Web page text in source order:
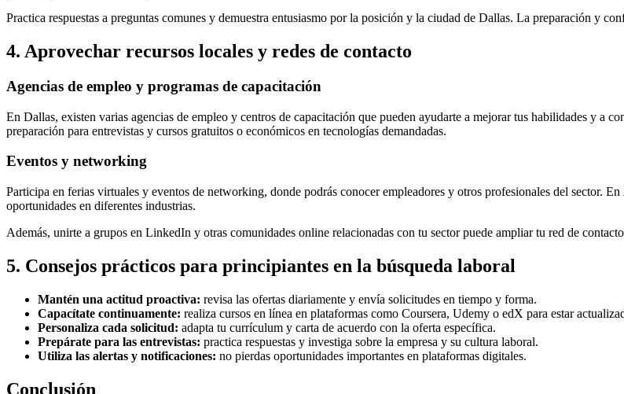
Practica respuestas a preguntas comunes y demuestra entusiasmo por la posición y la ciudad de Dallas. La preparación y
4. Aprovechar recursos locales y redes de contacto
Agencias de empleo y programas de capacitación
En Dallas, existen varias agencias de empleo y centros de capacitación que pueden ayudarte a mejorar tus habilidades y a
preparación para entrevistas y cursos gratuitos o económicos en tecnologías demandadas.
Eventos y networking
Participa en ferias virtuales y eventos de networking, donde podrás conocer empleadores y otros profesionales del sector.
oportunidades en diferentes industrias.
Además, unirte a grupos en LinkedIn y otras comunidades online relacionadas con tu sector puede ampliar tu red de
5. Consejos prácticos para principiantes en la búsqueda laboral
Mantén una actitud proactiva: revisa las ofertas diariamente y envía solicitudes en tiempo y forma.
Capacítate continuamente: realiza cursos en línea en plataformas como Coursera, Udemy o edX para estar
Personaliza cada solicitud: adapta tu currículum y carta de acuerdo con la oferta específica.
Prepárate para las entrevistas: practica respuestas y investiga sobre la empresa y su cultura laboral.
Utiliza las alertas y notificaciones: no pierdas oportunidades importantes en plataformas digitales.
Conclusión